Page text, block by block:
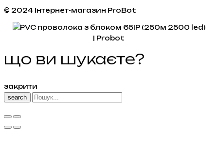
© 2024 Інтернет-магазин ProBot
що ви шукаєте?
закрити
search